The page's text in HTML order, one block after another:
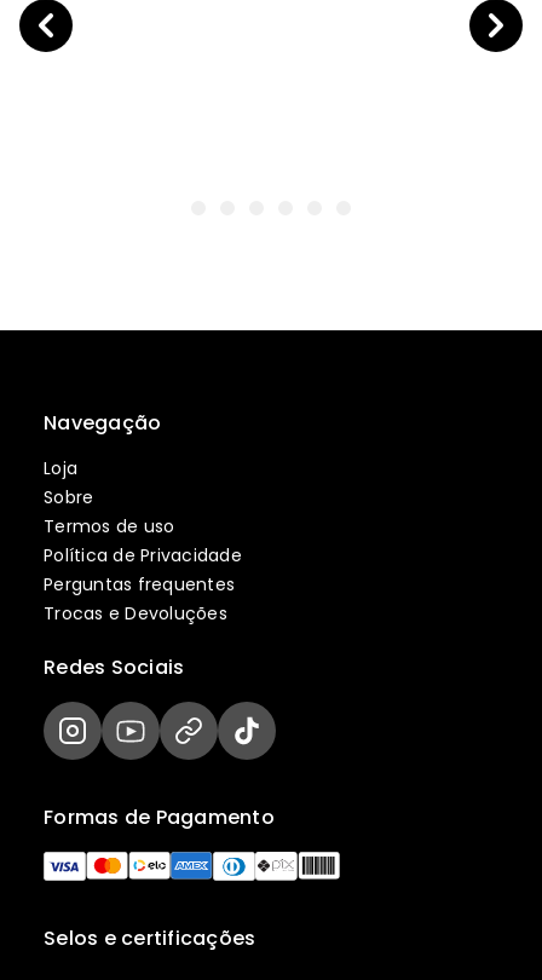
Navegação
Loja
Sobre
Termos de uso
Política de Privacidade
Perguntas frequentes
Trocas e Devoluções
Selos e certificações
Formas de Pagamento
Redes Sociais